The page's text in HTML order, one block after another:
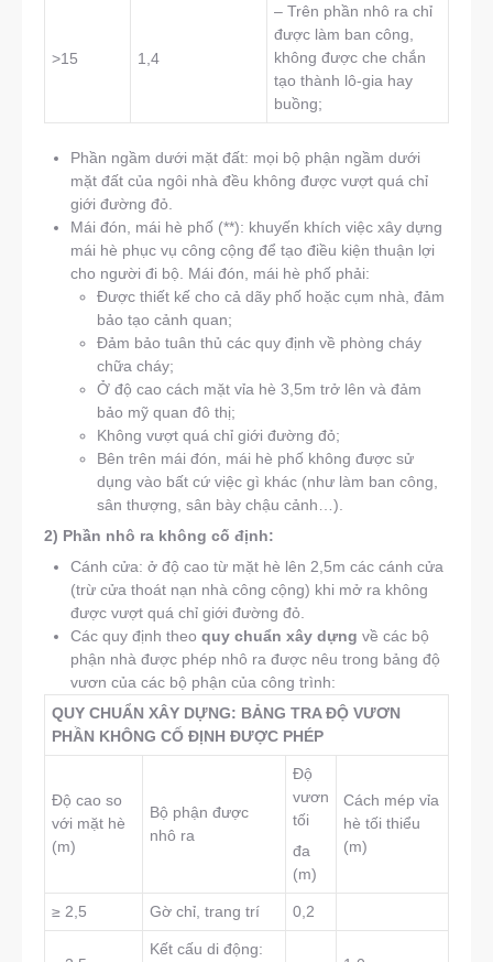
– Trên phần nhô ra chỉ
được làm ban công,
không được che chắn
tạo thành lô-gia hay
buồng;
>15 1,4
Phần ngầm dưới mặt đất: mọi bộ phận ngầm dưới
mặt đất của ngôi nhà đều không được vượt quá chỉ
giới đường đỏ.
Mái đón, mái hè phố (**): khuyến khích việc xây dựng
mái hè phục vụ công cộng để tạo điều kiện thuận lợi
cho người đi bộ. Mái đón, mái hè phố phải:
Được thiết kế cho cả dãy phố hoặc cụm nhà, đảm
bảo tạo cảnh quan;
Đảm bảo tuân thủ các quy định về phòng cháy
chữa cháy;
Ở độ cao cách mặt vỉa hè 3,5m trở lên và đảm
bảo mỹ quan đô thị;
Không vượt quá chỉ giới đường đỏ;
Bên trên mái đón, mái hè phố không được sử
dụng vào bất cứ việc gì khác (như làm ban công,
sân thượng, sân bày chậu cảnh…).
2) Phần nhô ra không cố định:
Cánh cửa: ở độ cao từ mặt hè lên 2,5m các cánh cửa
(trừ cửa thoát nạn nhà công cộng) khi mở ra không
được vượt quá chỉ giới đường đỏ.
Các quy định theo quy chuẩn xây dựng về các bộ
phận nhà được phép nhô ra được nêu trong bảng độ
vươn của các bộ phận của công trình:
QUY CHUẨN XÂY DỰNG: BẢNG TRA ĐỘ VƯƠN
PHẦN KHÔNG CỐ ĐỊNH ĐƯỢC PHÉP
Độ cao so
với mặt hè
(m)
Bộ phận được
nhô ra
Độ
vươn
tối
đa
(m)
Cách mép vỉa
hè tối thiểu
(m)
≥ 2,5 Gờ chỉ, trang trí 0,2
Kết cấu di động: